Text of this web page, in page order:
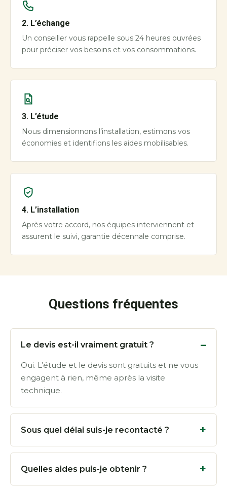
2. L’échange
Un conseiller vous rappelle sous 24 heures ouvrées
pour préciser vos besoins et vos consommations.
3. L’étude
Nous dimensionnons l’installation, estimons vos
économies et identifions les aides mobilisables.
4. L’installation
Après votre accord, nos équipes interviennent et
assurent le suivi, garantie décennale comprise.
Questions fréquentes
Le devis est-il vraiment gratuit ?
Oui. L’étude et le devis sont gratuits et ne vous
engagent à rien, même après la visite
technique.
Sous quel délai suis-je recontacté ?
Quelles aides puis-je obtenir ?